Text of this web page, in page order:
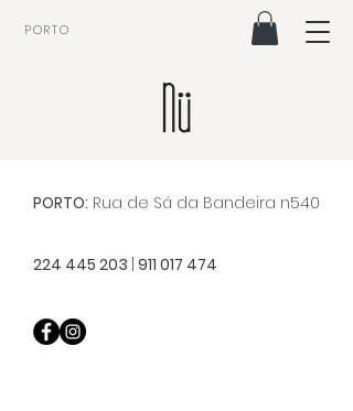
PORTO
Contacto
PORTO: Rua de Sá da Bandeira n540
224 445 203 911 017 474